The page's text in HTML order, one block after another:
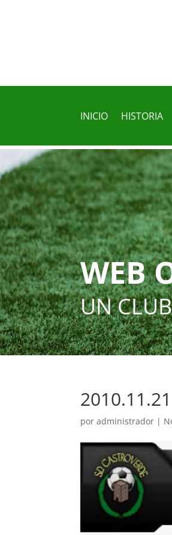
INICIO HISTORIA
WEB
UN
2010.11.21
poradministrador |